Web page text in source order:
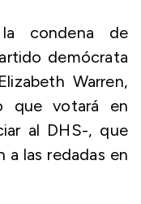
condena de
demócrata
Warren,
que votará en
al DHS-, que
a las redadas en